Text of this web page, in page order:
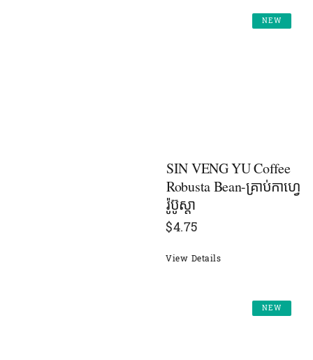
NEW
SIN VENG YU Coffee
Robusta Bean-គ្រាប់កាហ្វេ
រ៉ូប៊ូស្តា
$4.75
View Details
NEW